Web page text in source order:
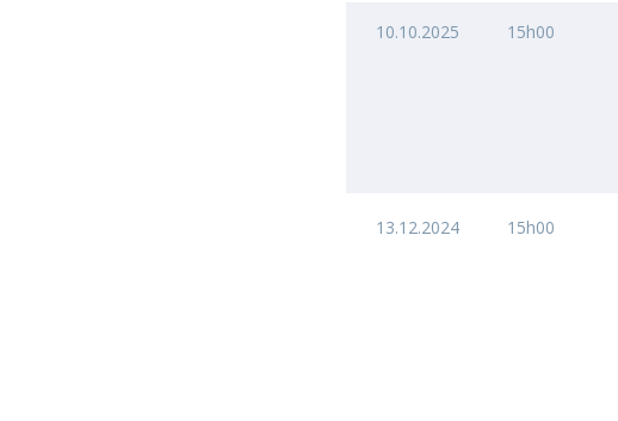
10.10.2025 15h00
13.12.2024 15h00